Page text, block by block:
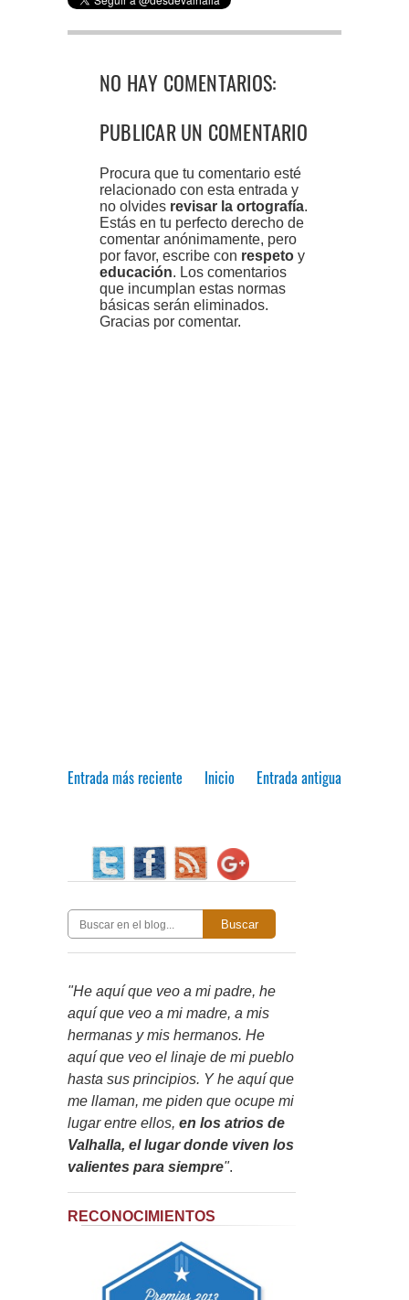
NO HAY COMENTARIOS:
PUBLICAR UN COMENTARIO
Procura que tu comentario esté
relacionado con esta entrada y
no olvides revisar la ortografía.
Estás en tu perfecto derecho de
comentar anónimamente, pero
por favor, escribe con respeto y
educación. Los comentarios
que incumplan estas normas
básicas serán eliminados.
Gracias por comentar.
Entrada más reciente Entrada antigua
Inicio
Buscar
"He aquí que veo a mi padre, he
aquí que veo a mi madre, a mis
hermanas y mis hermanos. He
aquí que veo el linaje de mi pueblo
hasta sus principios. Y he aquí que
me llaman, me piden que ocupe mi
lugar entre ellos, en los atrios de
Valhalla, el lugar donde viven los
valientes para siempre".
RECONOCIMIENTOS